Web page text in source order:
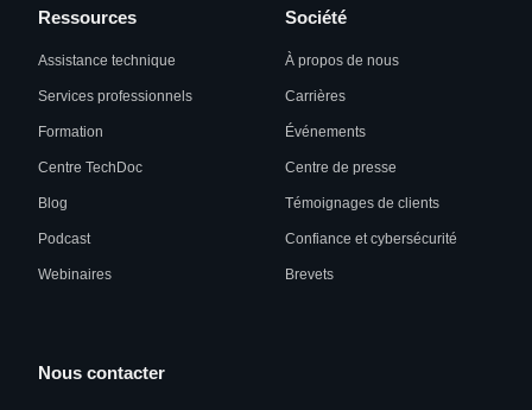
Ressources
Assistance technique
Services professionnels
Formation
Centre TechDoc
Blog
Podcast
Webinaires
Société
À propos de nous
Carrières
Événements
Centre de presse
Témoignages de clients
Confiance et cybersécurité
Brevets
Nous contacter